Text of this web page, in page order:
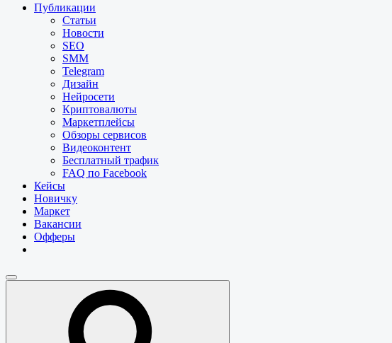
Публикации
Статьи
Новости
SEO
SMM
Telegram
Дизайн
Нейросети
Криптовалюты
Маркетплейсы
Обзоры сервисов
Видеоконтент
Бесплатный трафик
FAQ по Facebook
Кейсы
Новичку
Маркет
Вакансии
Офферы